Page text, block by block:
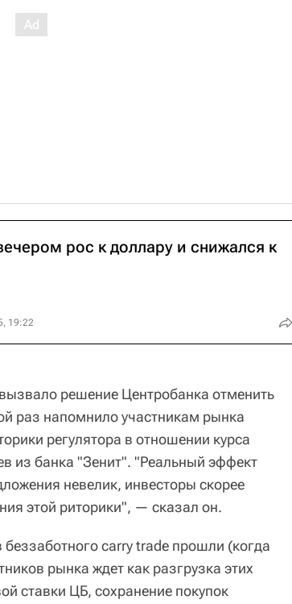
рос к доллару и снижался к
19:22
решение Центробанка отменить
раз напомнило участникам рынка
регулятора в отношении курса
из банка "Зенит". "Реальный эффект
невелик, инвесторы скорее
этой риторики", — сказал он.
carry trade прошли (когда
рынка ждет как разгрузка этих
ставки ЦБ, сохранение покупок